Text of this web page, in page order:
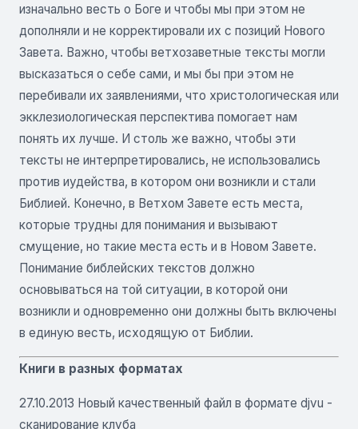
изначально весть о Боге и чтобы мы при этом не
дополняли и не корректировали их с позиций Нового
Завета. Важно, чтобы ветхозаветные тексты могли
высказаться о себе сами, и мы бы при этом не
перебивали их заявлениями, что христологическая или
экклезиологическая перспектива помогает нам
понять их лучше. И столь же важно, чтобы эти
тексты не интерпретировались, не использовались
против иудейства, в котором они возникли и стали
Библией. Конечно, в Ветхом Завете есть места,
которые трудны для понимания и вызывают
смущение, но такие места есть и в Новом Завете.
Понимание библейских текстов должно
основываться на той ситуации, в которой они
возникли и одновременно они должны быть включены
в единую весть, исходящую от Библии.
Книги в разных форматах
27.10.2013 Новый качественный файл в формате djvu -
сканирование клуба